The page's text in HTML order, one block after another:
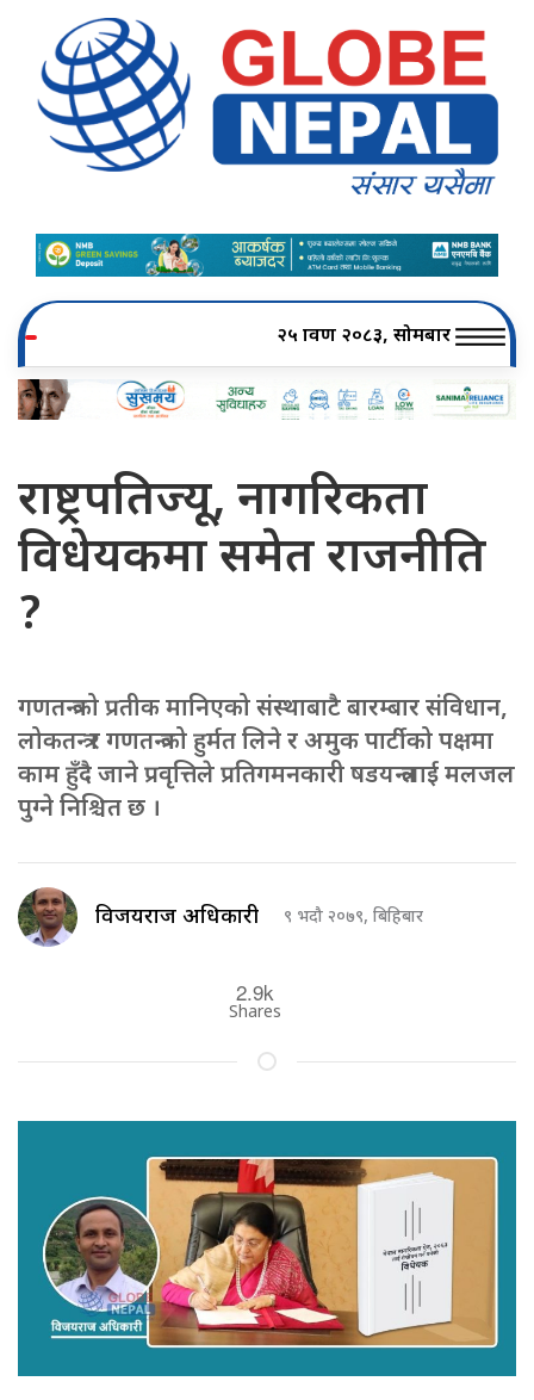
२५ श्रावण २०८३, सोमबार
राष्ट्रपतिज्यू, नागरिकता
विधेयकमा समेत राजनीति
?
गणतन्त्रको प्रतीक मानिएको संस्थाबाटै बारम्बार संविधान,
लोकतन्त्र र गणतन्त्रको हुर्मत लिने र अमुक पार्टीको पक्षमा
काम हुँदै जाने प्रवृत्तिले प्रतिगमनकारी षडयन्त्रलाई मलजल
पुग्ने निश्चित छ ।
विजयराज अधिकारी ९ भदौ २०७९, बिहिबार
2.9k
Shares